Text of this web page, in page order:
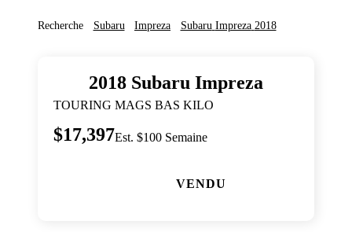
Recherche Subaru Impreza Subaru Impreza 2018
2018 Subaru Impreza
TOURING MAGS BAS KILO
$17,397Est. $100 Semaine
VENDU